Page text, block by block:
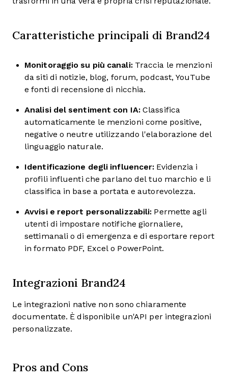
Caratteristiche principali di Brand24
Monitoraggio su più canali:Traccia le menzioni
da siti di notizie, blog, forum, podcast, YouTube
e fonti di recensione di nicchia.
Analisi del sentiment con IA:Classifica
automaticamente le menzioni come positive,
negative o neutre utilizzando l'elaborazione del
linguaggio naturale.
Identificazione degli influencer: Evidenzia i
profili influenti che parlano del tuo marchio e li
classifica in base a portata e autorevolezza.
Avvisi e report personalizzabili: Permette agli
utenti di impostare notifiche giornaliere,
settimanali o di emergenza e di esportare report
in formato PDF, Excel o PowerPoint.
Integrazioni Brand24
Le integrazioni native non sono chiaramente
documentate. È disponibile un'API per integrazioni
personalizzate.
Pros and Cons